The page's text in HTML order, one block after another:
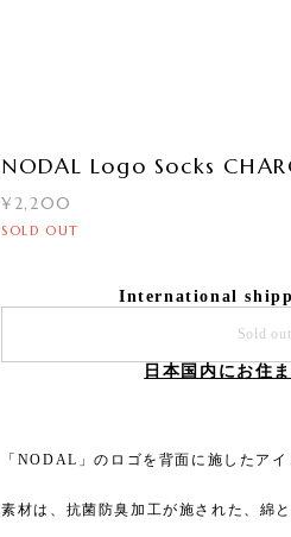
NODAL Logo Socks
¥2,200
SOLD OUT
International
Sold out
日本国内にお住
「NODAL」のロゴを背面に施したア
素材は、抗菌防臭加工が施された、綿